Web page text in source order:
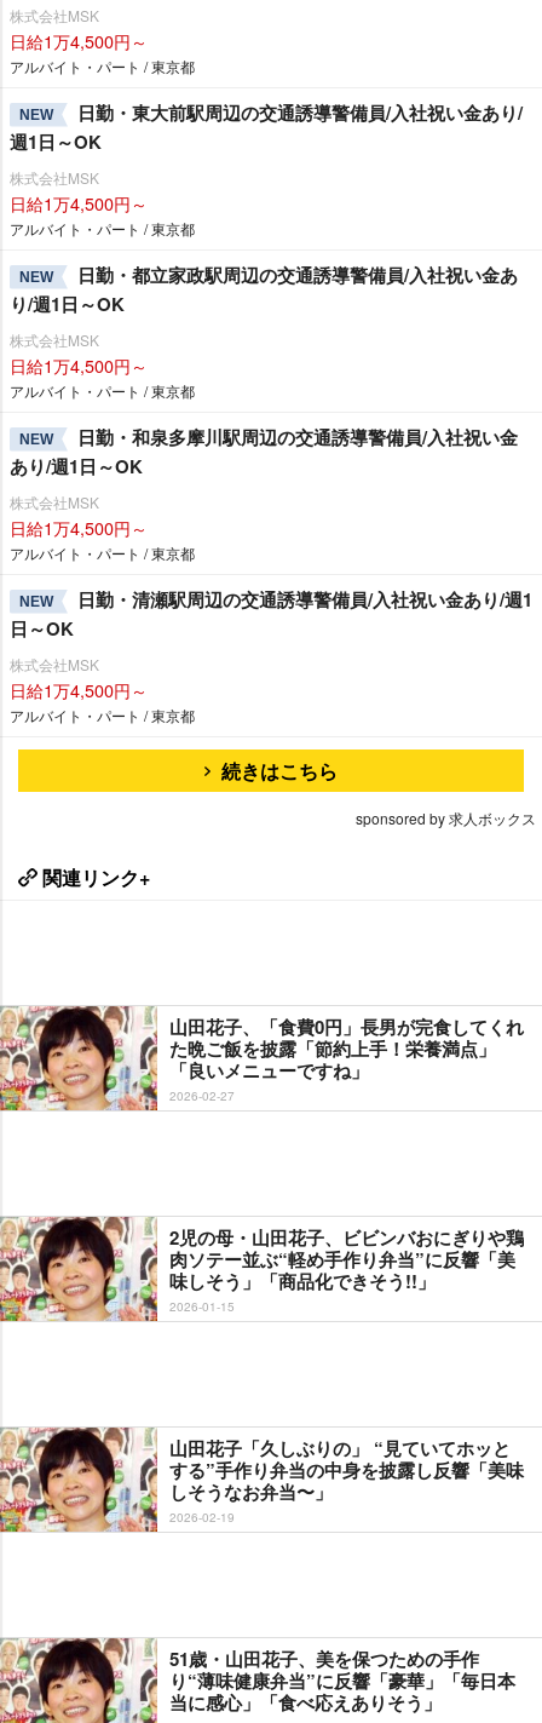
株式会社MSK
日給1万4,500円～
アルバイト・パート / 東京都
NEW
日勤・東大前駅周辺の交通誘導警備員/入社祝い金あり/
週1日～OK
株式会社MSK
日給1万4,500円～
アルバイト・パート / 東京都
NEW
日勤・都立家政駅周辺の交通誘導警備員/入社祝い金あ
り/週1日～OK
株式会社MSK
日給1万4,500円～
アルバイト・パート / 東京都
NEW
日勤・和泉多摩川駅周辺の交通誘導警備員/入社祝い金
あり/週1日～OK
株式会社MSK
日給1万4,500円～
アルバイト・パート / 東京都
NEW
日勤・清瀬駅周辺の交通誘導警備員/入社祝い金あり/週1
日～OK
株式会社MSK
日給1万4,500円～
アルバイト・パート / 東京都
続きはこちら
sponsored by 求人ボックス
関連リンク+
山田花子、「食費0円」長男が完食してくれ
た晩ご飯を披露「節約上手！栄養満点」
「良いメニューですね」
2026-02-27
2児の母・山田花子、ビビンバおにぎりや鶏
肉ソテー並ぶ“軽め手作り弁当”に反響「美
味しそう」「商品化できそう!!」
2026-01-15
山田花子「久しぶりの」 “見ていてホッと
する”手作り弁当の中身を披露し反響「美味
しそうなお弁当〜」
2026-02-19
51歳・山田花子、美を保つための手作
り“薄味健康弁当”に反響「豪華」「毎日本
当に感心」「食べ応えありそう」